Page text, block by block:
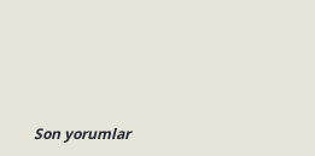
Son yorumlar